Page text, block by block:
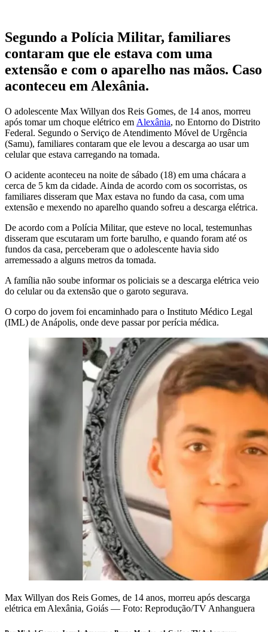
Segundo a Polícia Militar, familiares
contaram que ele estava com uma
extensão e com o aparelho nas mãos. Caso
aconteceu em Alexânia.
O adolescente Max Willyan dos Reis Gomes, de 14 anos, morreu
após tomar um choque elétrico em Alexânia, no Entorno do Distrito
Federal. Segundo o Serviço de Atendimento Móvel de Urgência
(Samu), familiares contaram que ele levou a descarga ao usar um
celular que estava carregando na tomada.
O acidente aconteceu na noite de sábado (18) em uma chácara a
cerca de 5 km da cidade. Ainda de acordo com os socorristas, os
familiares disseram que Max estava no fundo da casa, com uma
extensão e mexendo no aparelho quando sofreu a descarga elétrica.
De acordo com a Polícia Militar, que esteve no local, testemunhas
disseram que escutaram um forte barulho, e quando foram até os
fundos da casa, perceberam que o adolescente havia sido
arremessado a alguns metros da tomada.
A família não soube informar os policiais se a descarga elétrica veio
do celular ou da extensão que o garoto segurava.
O corpo do jovem foi encaminhado para o Instituto Médico Legal
(IML) de Anápolis, onde deve passar por perícia médica.
Max Willyan dos Reis Gomes, de 14 anos, morreu após descarga
elétrica em Alexânia, Goiás — Foto: Reprodução/TV Anhanguera